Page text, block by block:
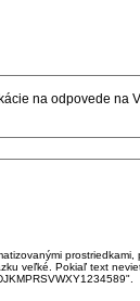
na odpovede na
veľké. Pokiaľ text